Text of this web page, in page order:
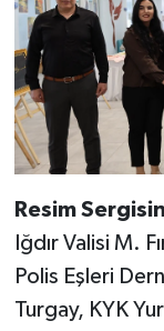
Resim
Iğdır Valisi M.
Polis Eşleri
Turgay, KYK